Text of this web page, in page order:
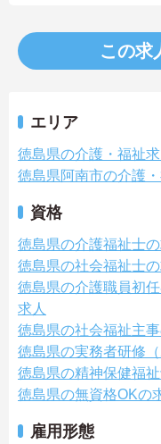
この求
エリア
徳島県の介護・福祉求
徳島県阿南市の介護
資格
徳島県の介護福祉士の
徳島県の社会福祉士の
徳島県の介護職員初
求人
徳島県の社会福祉主事
徳島県の実務者研修
徳島県の精神保健福
徳島県の無資格OKの
雇用形態